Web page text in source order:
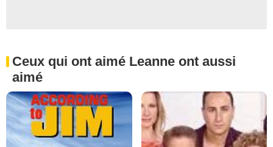
Ceux qui ont aimé Leanne ont aussi
aimé